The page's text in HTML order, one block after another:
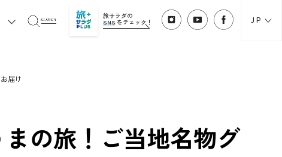
旅サラダの
SNS をチェック！ JP
届け
まの旅！ご当地名物グ